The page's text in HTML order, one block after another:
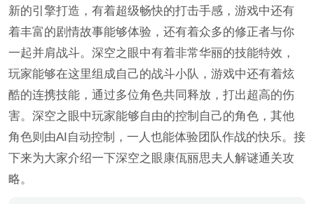
新的引擎打造，有着超级畅快的打击手感，游戏中还有
着丰富的剧情故事能够体验，还有着众多的修正者与你
一起并肩战斗。深空之眼中有着非常华丽的技能特效，
玩家能够在这里组成自己的战斗小队，游戏中还有着炫
酷的连携技能，通过多位角色共同释放，打出超高的伤
害。深空之眼中玩家能够自由的控制自己的角色，其他
角色则由AI自动控制，一人也能体验团队作战的快乐。接
下来为大家介绍一下深空之眼康佤丽思夫人解谜通关攻
略。